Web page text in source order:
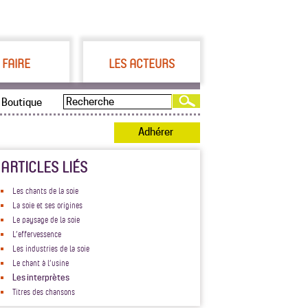
LES ACTEURS
Boutique
Adhérer
ARTICLES LIÉS
Les chants de la soie
La soie et ses origines
Le paysage de la soie
L’effervessence
Les industries de la soie
Le chant à l’usine
Les interprètes
Titres des chansons